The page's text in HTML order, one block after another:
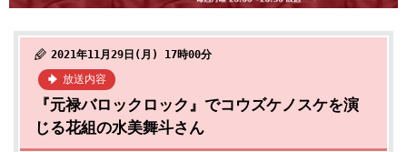
2021年11月29日(月) 17時00分
放送内容
『元禄バロックロック』でコウズケノスケを演
じる花組の水美舞斗さん